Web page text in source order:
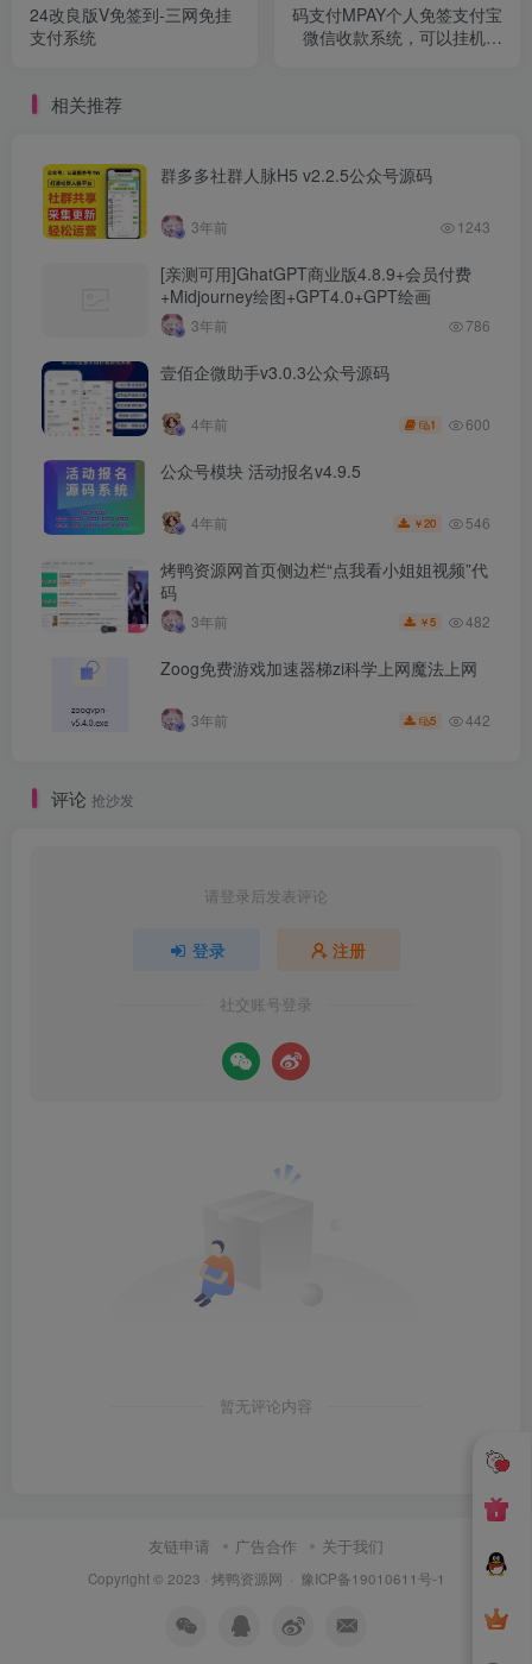
24改良版V免签到-三网免挂
支付系统
码支付MPAY个人免签支付宝
微信收款系统，可以挂机以
相关推荐
群多多社群人脉H5 v2.2.5公众号源码
3年前 1243
[亲测可用]GhatGPT商业版4.8.9+会员付费
+Midjourney绘图+GPT4.0+GPT绘画
3年前 786
壹佰企微助手v3.0.3公众号源码
4年前 1 600
公众号模块 活动报名v4.9.5
4年前 ￥20 546
烤鸭资源网首页侧边栏“点我看小姐姐视频”代
码
3年前 ￥5 482
Zoog免费游戏加速器梯zi科学上网魔法上网
3年前 5 442
评论 抢沙发
请登录后发表评论
登录 注册
社交账号登录
暂无评论内容
友链申请 广告合作 关于我们
Copyright © 2023 · 烤鸭资源网 · 豫ICP备19010611号-1